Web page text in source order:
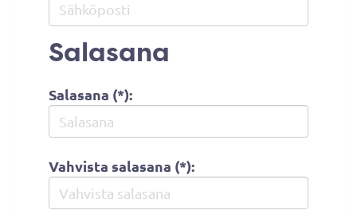
Salasana
Salasana (*):
Vahvista salasana (*):